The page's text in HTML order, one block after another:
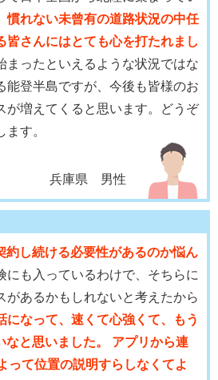
慣れない未曾有の道路状況の中任
皆さんにはとても心を打たれまし
まったといえるような状況ではな
能登半島ですが、今後も皆様のお
が増えてくると思います。どうぞ
す。
兵庫県 男性
約し続ける必要性があるのか悩ん
にも入っているわけで、そちらに
があるかもしれないと考えたから
になって、速くて心強くて、もう
と思いました。 アプリから連
って位置の説明すらしなくてよ